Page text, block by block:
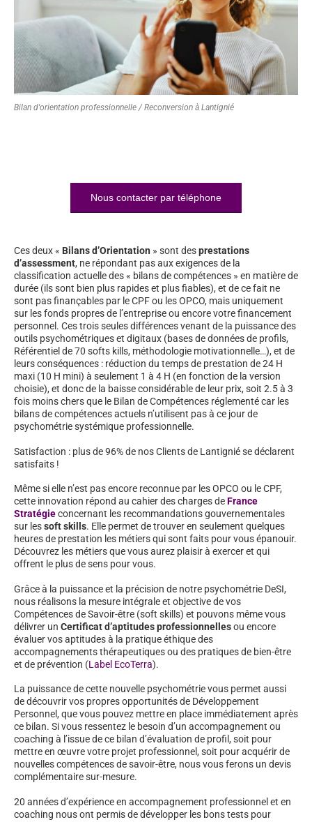
Bilan d'orientation professionnelle / Reconversion à Lantignié
Nous contacter par téléphone
Ces deux « Bilans d’Orientation » sont desprestations
d’assessment, ne répondant pas aux exigences de la
classification actuelle des « bilans de compétences » en matière de
durée (ils sont bien plus rapides et plus fiables), et de ce fait ne
sont pas finançables par le CPF ou les OPCO, mais uniquement
sur les fonds propres de l’entreprise ou encore votre financement
personnel. Ces trois seules différences venant de la puissance des
outils psychométriques et digitaux (bases de données de profils,
Référentiel de 70 softs kills, méthodologie motivationnelle…), et de
leurs conséquences : réduction du temps de prestation de 24 H
maxi (10 H mini) à seulement 1 à 4 H (en fonction de la version
choisie), et donc de la baisse considérable de leur prix, soit 2.5 à 3
fois moins chers que le Bilan de Compétences réglementé car les
bilans de compétences actuels n’utilisent pas à ce jour de
psychométrie systémique professionnelle.
Satisfaction : plus de 96% de nos Clients de Lantignié se déclarent
satisfaits !
Même si elle n’est pas encore reconnue par les OPCO ou le CPF,
cette innovation répond au cahier des charges deFrance
Stratégieconcernant les recommandations gouvernementales
sur lessoft skills. Elle permet de trouver en seulement quelques
heures de prestation les métiers qui sont faits pour vous épanouir.
Découvrez les métiers que vous aurez plaisir à exercer et qui
offrent le plus de sens pour vous.
Grâce à la puissance et la précision de notre psychométrie DeSI,
nous réalisons la mesure intégrale et objective de vos
Compétences de Savoir-être (soft skills) et pouvons même vous
délivrer un Certificat d’aptitudes professionnellesou encore
évaluer vos aptitudes à la pratique éthique des
accompagnements thérapeutiques ou des pratiques de bien-être
et de prévention (Label EcoTerra).
La puissance de cette nouvelle psychométrie vous permet aussi
de découvrir vos propres opportunités de Développement
Personnel, que vous pouvez mettre en place immédiatement après
ce bilan. Si vous ressentez le besoin d’un accompagnement ou
coaching à l’issue de ce bilan d’évaluation de profil, soit pour
mettre en œuvre votre projet professionnel, soit pour acquérir de
nouvelles compétences de savoir-être, nous vous ferons un devis
complémentaire sur-mesure.
20 années d’expérience en accompagnement professionnel et en
coaching nous ont permis de développer les bons tests pour